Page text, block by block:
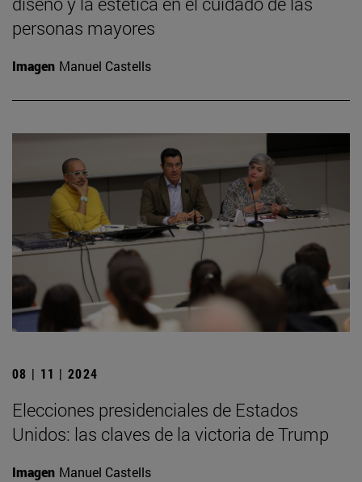
personas mayores
Imagen Manuel Castells
08 | 11 | 2024
Elecciones presidenciales de Estados
Unidos: las claves de la victoria de Trump
Imagen Manuel Castells